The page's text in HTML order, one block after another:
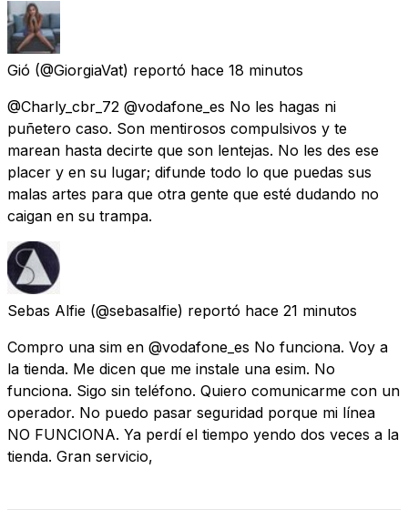
Gió (@GiorgiaVat) reportó hace 18 minutos
@Charly_cbr_72 @vodafone_es No les hagas ni
puñetero caso. Son mentirosos compulsivos y te
marean hasta decirte que son lentejas. No les des ese
placer y en su lugar; difunde todo lo que puedas sus
malas artes para que otra gente que esté dudando no
caigan en su trampa.
Sebas Alfie (@sebasalfie) reportó hace 21 minutos
Compro una sim en @vodafone_es No funciona. Voy a
la tienda. Me dicen que me instale una esim. No
funciona. Sigo sin teléfono. Quiero comunicarme con un
operador. No puedo pasar seguridad porque mi línea
NO FUNCIONA. Ya perdí el tiempo yendo dos veces a la
tienda. Gran servicio,